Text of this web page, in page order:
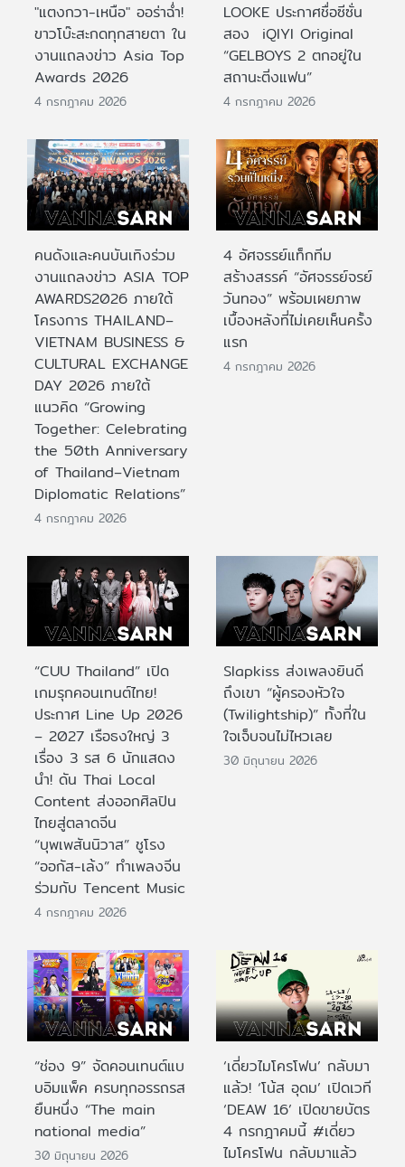
"แตงกวา-เหนือ" ออร่าฉ่ำ!
ขาวโบ๊ะสะกดทุกสายตา ใน
งานแถลงข่าว Asia Top
Awards 2026
4 กรกฎาคม 2026
LOOKE ประกาศชื่อซีซั่น
สอง iQIYI Original
“GELBOYS 2 ตกอยู่ใน
สถานะติ่งแฟน”
4 กรกฎาคม 2026
คนดังและคนบันเทิงร่วม
งานแถลงข่าว ASIA TOP
AWARDS2026 ภายใต้
โครงการ THAILAND–
VIETNAM BUSINESS &
CULTURAL EXCHANGE
DAY 2026 ภายใต้
แนวคิด “Growing
Together: Celebrating
the 50th Anniversary
of Thailand–Vietnam
Diplomatic Relations”
4 กรกฎาคม 2026
4 อัศจรรย์แท็กทีม
สร้างสรรค์ “อัศจรรย์จรย์
วันทอง” พร้อมเผยภาพ
เบื้องหลังที่ไม่เคยเห็นครั้ง
แรก
4 กรกฎาคม 2026
“CUU Thailand” เปิด
เกมรุกคอนเทนต์ไทย!
ประกาศ Line Up 2026
– 2027 เรือธงใหญ่ 3
เรื่อง 3 รส 6 นักแสดง
นำ! ดัน Thai Local
Content ส่งออกศิลปิน
ไทยสู่ตลาดจีน
“บุพเพสันนิวาส” ชูโรง
“ออกัส-เล้ง” ทำเพลงจีน
ร่วมกับ Tencent Music
4 กรกฎาคม 2026
Slapkiss ส่งเพลงยินดี
ถึงเขา “ผู้ครองหัวใจ
(Twilightship)” ทั้งที่ใน
ใจเจ็บจนไม่ไหวเลย
30 มิถุนายน 2026
“ช่อง 9” จัดคอนเทนต์แบ
บอิมแพ็ค ครบทุกอรรถรส
ยืนหนึ่ง “The main
national media”
30 มิถุนายน 2026
‘เดี่ยวไมโครโฟน’ กลับมา
แล้ว! ‘โน้ส อุดม’ เปิดเวที
‘DEAW 16’ เปิดขายบัตร
4 กรกฎาคมนี้ #เดี่ยว
ไมโครโฟน กลับมาแล้ว